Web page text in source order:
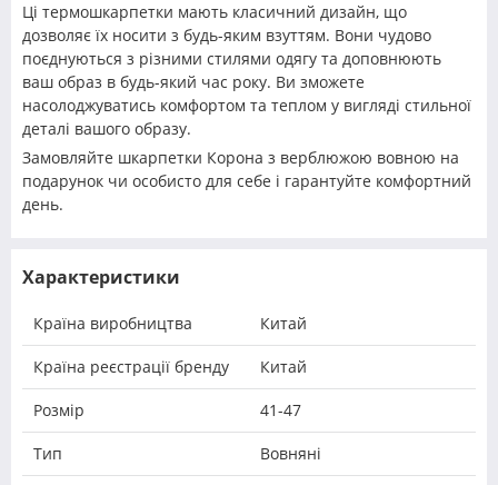
Ці термошкарпетки мають класичний дизайн, що
дозволяє їх носити з будь-яким взуттям. Вони чудово
поєднуються з різними стилями одягу та доповнюють
ваш образ в будь-який час року. Ви зможете
насолоджуватись комфортом та теплом у вигляді стильної
деталі вашого образу.
Замовляйте шкарпетки Корона з верблюжою вовною на
подарунок чи особисто для себе і гарантуйте комфортний
день.
Характеристики
Країна виробництва Китай
Країна реєстрації бренду Китай
Розмір 41-47
Тип Вовняні